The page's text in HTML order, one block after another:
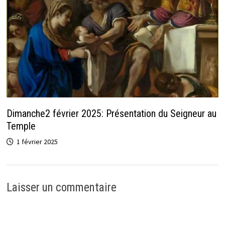
Dimanche2 février 2025: Présentation du Seigneur au
Temple
1 février 2025
Laisser un commentaire